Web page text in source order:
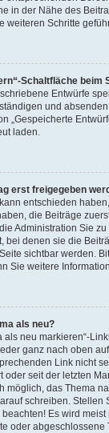
in der Nähe des
weiteren Schritte
Schaltfläche beim
Entwürfe
und
„Gespeicherte
laden.
erst freigegeben
entschieden
die Beiträge
Administration Sie
bei denen sie die
sichtbar werden.
Sie weitere
als neu?
als neu markieren“-
ganz nach oben
Link nicht
oder seit der letzten
möglich, das Thema
schreiben. Stellen
Es wird
oder abgeschlossene